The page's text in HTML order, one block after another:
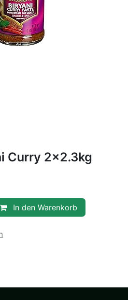
Curry 2x2.3kg
In den Warenkorb